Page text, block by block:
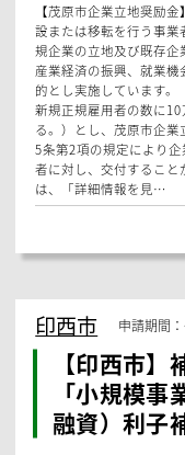
【茂原市中小企業融資
この制度は、市内中小企
県信用保証協会の信用保
業資金の融資を行い、
す。
【茂原市中小企業融資
利用者の金利負担軽減の
う利子の一部を補給する
申込方法ほか詳細情報
茂原市 申請期間：
【茂原市】
「企業立地
【茂原市企業立地奨励